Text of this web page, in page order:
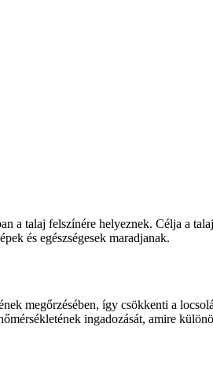
a talaj felszínére helyeznek. Célja a
és egészségesek maradjanak.
megőrzésében, így csökkenti a
ingadozását, amire